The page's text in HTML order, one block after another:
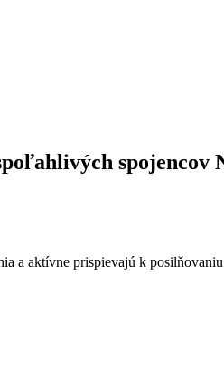
spojencov
a aktívne prispievajú k